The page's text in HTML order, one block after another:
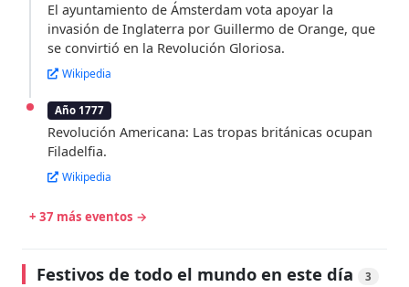
El ayuntamiento de Ámsterdam vota apoyar la
invasión de Inglaterra por Guillermo de Orange, que
se convirtió en la Revolución Gloriosa.
Wikipedia
Año 1777
Revolución Americana: Las tropas británicas ocupan
Filadelfia.
Wikipedia
+ 37 más eventos →
Festivos de todo el mundo en este día 3